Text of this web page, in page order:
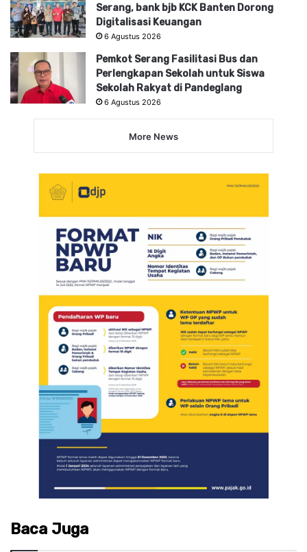
Serang, bank bjb KCK Banten Dorong
Digitalisasi Keuangan
6 Agustus 2026
Pemkot Serang Fasilitasi Bus dan
Perlengkapan Sekolah untuk Siswa
Sekolah Rakyat di Pandeglang
6 Agustus 2026
More News
Baca Juga